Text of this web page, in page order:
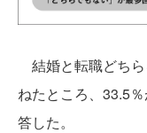
結婚と転職どち
ねたところ、33.5
答した。